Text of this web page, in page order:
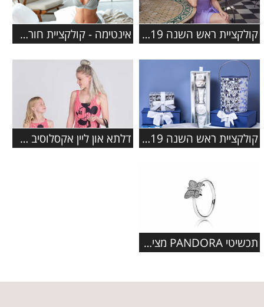
קולקציית ראש השנה 2019 ברשת מגנוליה אינטימה - קולקציית חורף 2019-2020
קולקציית ראש השנה 2019 ברשת ללין דלתא און ליין אקסלוסיב משיקים את קולקציית ה'פמלי' החדשה בגדי
תכשיטי PANDORA מציגים: קולקציית תכשיטי פרפרים מעוצבת